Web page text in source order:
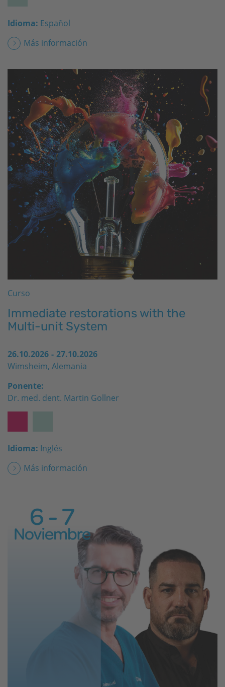
Idioma: Español
Más información
Curso
Immediate restorations with the
Multi-unit System
26.10.2026 - 27.10.2026
Wimsheim, Alemania
Ponente:
Dr. med. dent. Martin Gollner
Idioma: Inglés
Más información